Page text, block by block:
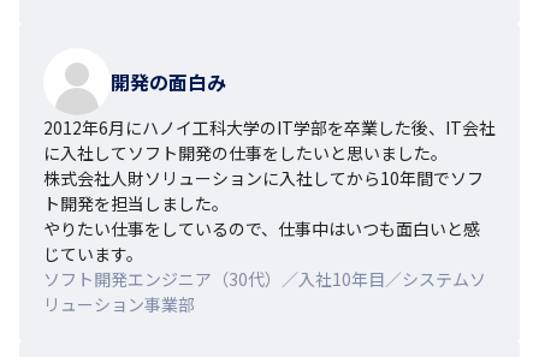
開発の面白み
2012年6月にハノイ工科大学のIT学部を卒業した後、IT会社
に入社してソフト開発の仕事をしたいと思いました。
株式会社人財ソリューションに入社してから10年間でソフ
ト開発を担当しました。
やりたい仕事をしているので、仕事中はいつも面白いと感
じています。
ソフト開発エンジニア（30代）／入社10年目／システムソ
リューション事業部